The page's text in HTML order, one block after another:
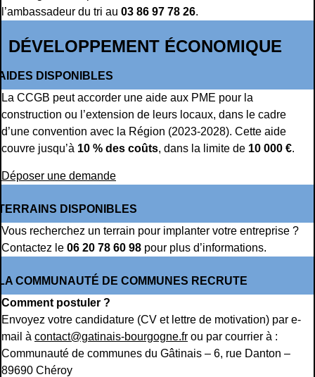
l’ambassadeur du tri au 03 86 97 78 26.
DÉVELOPPEMENT ÉCONOMIQUE
DISPONIBLES
La CCGB peut accorder une aide aux PME pour la
construction ou l’extension de leurs locaux, dans le cadre
d’une convention avec la Région (2023-2028). Cette aide
couvre jusqu’à 10 % des coûts, dans la limite de 10 000 €.
Déposer une demande
DISPONIBLES
Vous recherchez un terrain pour implanter votre entreprise ?
Contactez le 06 20 78 60 98 pour plus d’informations.
COMMUNAUTÉ DE COMMUNES RECRUTE
Comment postuler ?
Envoyez votre candidature (CV et lettre de motivation) par e-
mail à contact@gatinais-bourgogne.fr ou par courrier à :
Communauté de communes du Gâtinais – 6, rue Danton –
89690 Chéroy